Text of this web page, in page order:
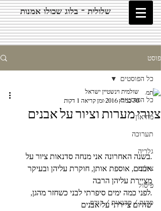
שלולית - בלוג שכולו אמנות
פוסט
כל הפוסטים
מוזיאון
תערוכה
גלריה
צילום
פיסול
סדנה / סדנאות / קורס
כל הפוסטים
ציורי מערות וציור על אבנים
שולמית וינשטיין ישראל
30 במרץ 2016
זמן קריאה 1 דקות
.בשנה האחרונה אני מנחה סדנאות ציור על
אבנים, אוספת אותן, חוקרת עליהן ובעיקר
מציירת עליהן הרבה
.לפני כמה ימים סיפרתי לבני כשחזר מהגן,
שהיום ציירתי על אבנים